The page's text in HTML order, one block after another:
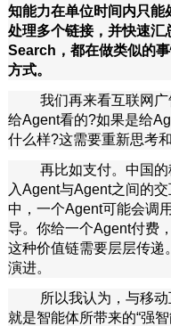
知能力在单位时间内只
处理多个链接，并快速
Search，都在做类似的
方式。
我们再来看互联网
给Agent看的?如果是给
什么样?这需要重新思考和
再比如支付。中国
入Agent与Agent之间的
中，一个Agent可能会调
导。你给一个Agent付费
这种价值链需要层层传递
演进。
所以我认为，与移
就是智能体所带来的“强